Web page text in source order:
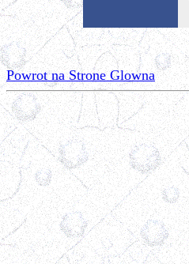
Powrot na Strone Glowna